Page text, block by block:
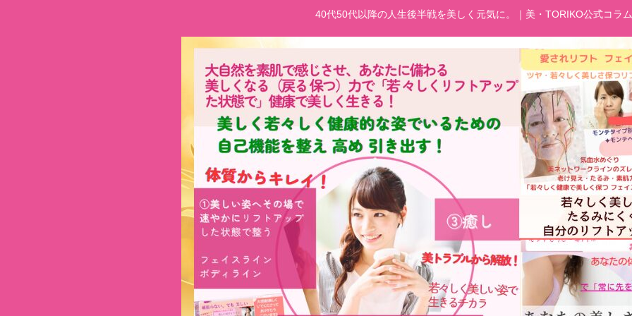
40代50代以降の人生後半戦を美しく元気に。｜美・TORIKO公式コラム